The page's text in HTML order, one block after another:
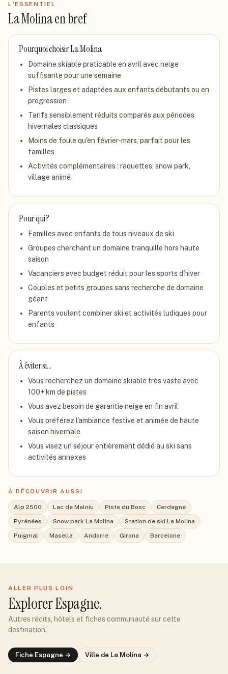
L'ESSENTIEL
La Molinaen bref
Pourquoi choisirLa Molina
Domaine skiable praticable en avril avec neige
suffisante pour une semaine
Pistes larges et adaptées aux enfants débutants ou en
progression
Tarifs sensiblement réduits comparés aux périodes
hivernales classiques
Moins de foule qu'en février-mars, parfait pour les
familles
Activités complémentaires : raquettes, snow park,
village animé
Pour qui ?
Familles avec enfants de tous niveaux de ski
Groupes cherchant un domaine tranquille hors haute
saison
Vacanciers avec budget réduit pour les sports d'hiver
Couples et petits groupes sans recherche de domaine
géant
Parents voulant combiner ski et activités ludiques pour
enfants
À éviter si…
Vous recherchez un domaine skiable très vaste avec
100+ km de pistes
Vous avez besoin de garantie neige en fin avril
Vous préférez l'ambiance festive et animée de haute
saison hivernale
Vous visez un séjour entièrement dédié au ski sans
activités annexes
À DÉCOUVRIR AUSSI
Alp 2500 Lac de Malniu Piste du Bosc
Cerdagne
Pyrénées
Snow park La Molina
Station de ski La Molina
Puigmal
Masella Andorre Girona Barcelone
ALLER PLUS LOIN
ExplorerEspagne.
Autres récits, hôtels et fiches communauté sur cette
destination.
Fiche Espagne → Ville de La Molina →